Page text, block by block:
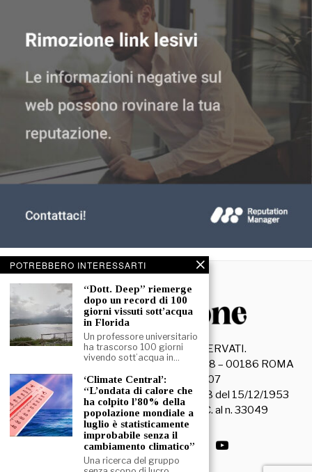
© 2026- TUTTI I DIRITTI RISERVATI.
La Discussione S.r.l. – Piazza Capranica, 78 – 00186 ROMA
C.F. e P. IVA 15045971007
Registrazione Tribunale di Roma n. 3628 del 15/12/1953
La società editrice è iscritta al R.O.C. al n. 33049
POTREBBERO INTERESSARTI
“Dott. Deep” riemerge
dopo un record di 100
giorni vissuti sott’acqua
in Florida
Un professore universitario
ha trascorso 100 giorni
vivendo sott’acqua in…
‘Climate Central’:
“L’ondata di calore che
ha colpito l’80% della
popolazione mondiale a
luglio è statisticamente
improbabile senza il
cambiamento climatico”
Una ricerca del gruppo